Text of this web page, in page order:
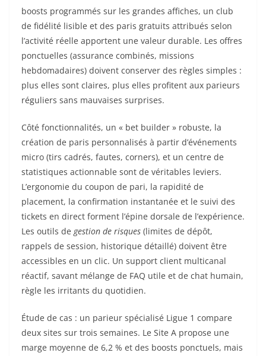
boosts programmés sur les grandes affiches, un club
de fidélité lisible et des paris gratuits attribués selon
l’activité réelle apportent une valeur durable. Les offres
ponctuelles (assurance combinés, missions
hebdomadaires) doivent conserver des règles simples :
plus elles sont claires, plus elles profitent aux parieurs
réguliers sans mauvaises surprises.
Côté fonctionnalités, un « bet builder » robuste, la
création de paris personnalisés à partir d’événements
micro (tirs cadrés, fautes, corners), et un centre de
statistiques actionnable sont de véritables leviers.
L’ergonomie du coupon de pari, la rapidité de
placement, la confirmation instantanée et le suivi des
tickets en direct forment l’épine dorsale de l’expérience.
Les outils de gestion de risques (limites de dépôt,
rappels de session, historique détaillé) doivent être
accessibles en un clic. Un support client multicanal
réactif, savant mélange de FAQ utile et de chat humain,
règle les irritants du quotidien.
Étude de cas : un parieur spécialisé Ligue 1 compare
deux sites sur trois semaines. Le Site A propose une
marge moyenne de 6,2 % et des boosts ponctuels, mais